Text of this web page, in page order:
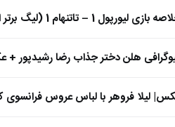
بازی لیورپول 1 – تاتنهام 1 (لیگ برتر انگلیس)
هلن دختر جذاب رضا
لیلا فروهر با لباس عروس فرانسوی